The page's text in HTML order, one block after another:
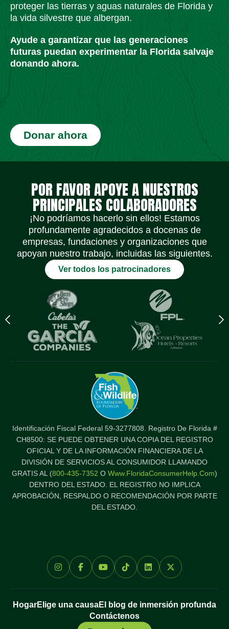
proteger las tierras y aguas naturales de Florida y
la vida silvestre que albergan.
Ayude a garantizar que las generaciones
futuras puedan experimentar la Florida salvaje
donando ahora.
Donar ahora
POR FAVOR APOYE A NUESTROS
PRINCIPALES COLABORADORES
¡No podríamos hacerlo sin ellos! Estamos
profundamente agradecidos a docenas de
empresas, fundaciones y organizaciones que
apoyan nuestro trabajo, incluidas las siguientes.
Ver todos los patrocinadores
Previous
logo
Identificación Fiscal Federal 59-3277808. Registro De Florida #
CH8500: SE PUEDE OBTENER UNA COPIA DEL REGISTRO
OFICIAL Y DE LA INFORMACIÓN FINANCIERA DE LA
DIVISIÓN DE SERVICIOS AL CONSUMIDOR LLAMANDO
GRATIS AL (800-435-7352 O Www.FloridaConsumerHelp.com)
DENTRO DEL ESTADO. EL REGISTRO NO IMPLICA
APROBACIÓN, RESPALDO O RECOMENDACIÓN POR PARTE
DEL ESTADO.
Iconos de redes socialesIconos de redes socialesIconos de redes socialesIconos de redes socialesIconos de redes socialesIconos de redes sociales
HogarElige una causaEl blog de inmersión profunda
Contáctenos